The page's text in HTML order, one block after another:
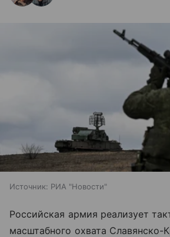
Источник: РИА "Новости"
Российская армия реализует
масштабного охвата Славянско-